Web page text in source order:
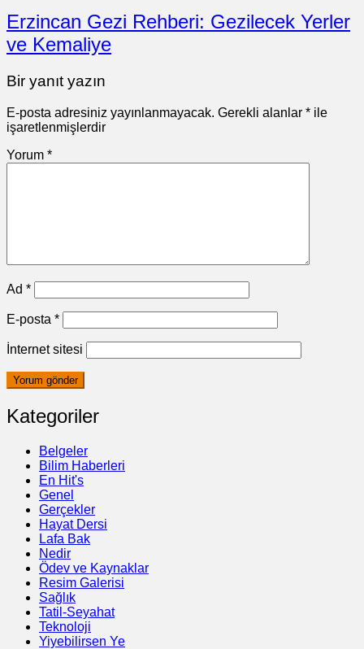
Erzincan Gezi Rehberi: Gezilecek Yerler
ve Kemaliye
Bir yanıt yazın
E-posta adresiniz yayınlanmayacak. Gerekli alanlar * ile
işaretlenmişlerdir
Yorum *
Ad *
E-posta *
İnternet sitesi
Kategoriler
Belgeler
Bilim Haberleri
En Hit's
Genel
Gerçekler
Hayat Dersi
Lafa Bak
Nedir
Ödev ve Kaynaklar
Resim Galerisi
Sağlık
Tatil-Seyahat
Teknoloji
Yiyebilirsen Ye